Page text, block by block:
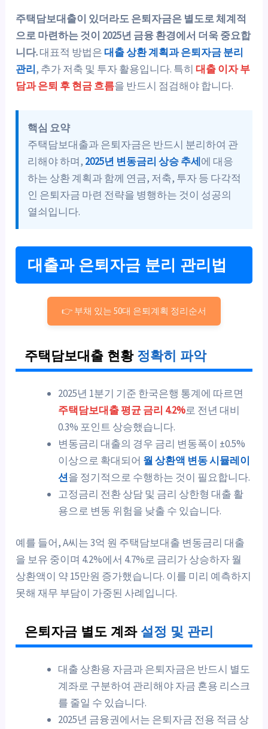
주택담보대출이 있더라도 은퇴자금은 별도로 체계적
으로 마련하는 것이 2025년 금융 환경에서 더욱 중요합
니다.대표적 방법은대출 상환 계획과 은퇴자금 분리
관리, 추가 저축 및 투자 활용입니다. 특히대출 이자 부
담과 은퇴 후 현금 흐름을 반드시 점검해야 합니다.
핵심 요약
주택담보대출과 은퇴자금은 반드시 분리하여 관
리해야 하며, 2025년 변동금리 상승 추세에 대응
하는 상환 계획과 함께 연금, 저축, 투자 등 다각적
인 은퇴자금 마련 전략을 병행하는 것이 성공의
열쇠입니다.
대출과 은퇴자금 분리 관리법
👉 부채 있는 50대 은퇴계획 정리순서
주택담보대출 현황 정확히 파악
2025년 1분기 기준 한국은행 통계에 따르면
주택담보대출 평균 금리 4.2%로 전년 대비
0.3% 포인트 상승했습니다.
변동금리 대출의 경우 금리 변동폭이 ±0.5%
이상으로 확대되어 월 상환액 변동 시뮬레이
션을 정기적으로 수행하는 것이 필요합니다.
고정금리 전환 상담 및 금리 상한형 대출 활
용으로 변동 위험을 낮출 수 있습니다.
예를 들어, A씨는 3억 원 주택담보대출 변동금리 대출
을 보유 중이며 4.2%에서 4.7%로 금리가 상승하자 월
상환액이 약 15만원 증가했습니다. 이를 미리 예측하지
못해 재무 부담이 가중된 사례입니다.
은퇴자금 별도 계좌 설정 및 관리
대출 상환용 자금과 은퇴자금은 반드시 별도
계좌로 구분하여 관리해야 자금 혼용 리스크
를 줄일 수 있습니다.
2025년 금융권에서는 은퇴자금 전용 적금 상